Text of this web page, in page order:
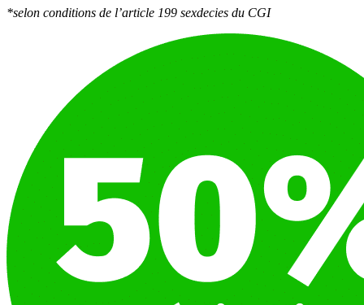
*selon conditions de l’article 199 sexdecies du CGI